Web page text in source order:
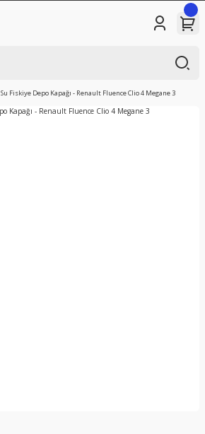
Su Fiskiye Depo Kapağı - Renault Fluence Clio 4 Megane 3